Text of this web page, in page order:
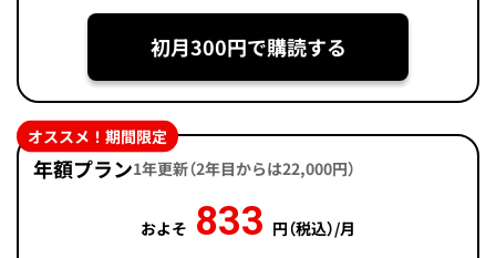
初月300円で購読する
年額プラン1年更新（2年目からは22,000円）
およそ 833 円（税込）/月
オススメ！期間限定